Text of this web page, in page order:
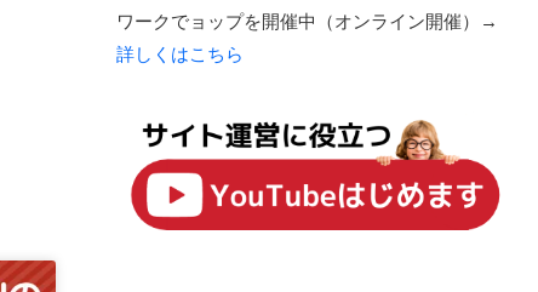
ワークでョップを開催中（オンライン開催）→
詳しくはこちら